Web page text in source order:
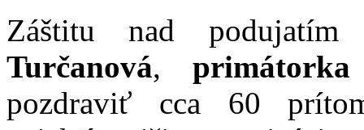
Záštitu nad
Turčanová,
pozdraviť cca 60